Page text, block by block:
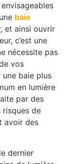
baie
et ainsi ouvrir
c’est une
nécessite pas
vos
baie plus
en lumière
par des
risques de
avoir des
dernier